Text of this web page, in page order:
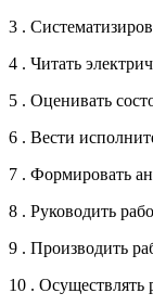
3 .
4 . Читать
5 . Оценивать
6 . Вести
7 . Формировать
8 . Руководить
9 . Производить
10 .